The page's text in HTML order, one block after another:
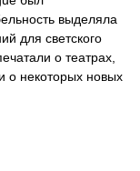
выделяла
для светского
о театрах,
о некоторых новых